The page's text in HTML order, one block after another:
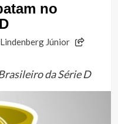
no
Júnior
da Série D